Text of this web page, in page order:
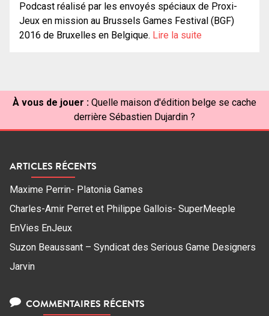
Podcast réalisé par les envoyés spéciaux de Proxi-
Jeux en mission au Brussels Games Festival (BGF)
2016 de Bruxelles en Belgique. Lire la suite
À vous de jouer : Quelle maison d'édition belge se cache
derrière Sébastien Dujardin ?
ARTICLES RÉCENTS
Maxime Perrin- Platonia Games
Charles-Amir Perret et Philippe Gallois- SuperMeeple
EnVies EnJeux
Suzon Beaussant – Syndicat des Serious Game Designers
Jarvin
COMMENTAIRES RÉCENTS